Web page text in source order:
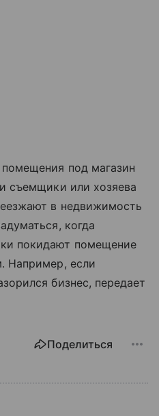
под магазин
съемщики или хозяева
в недвижимость
когда
покидают помещение
Например, если
бизнес, передает
Поделиться